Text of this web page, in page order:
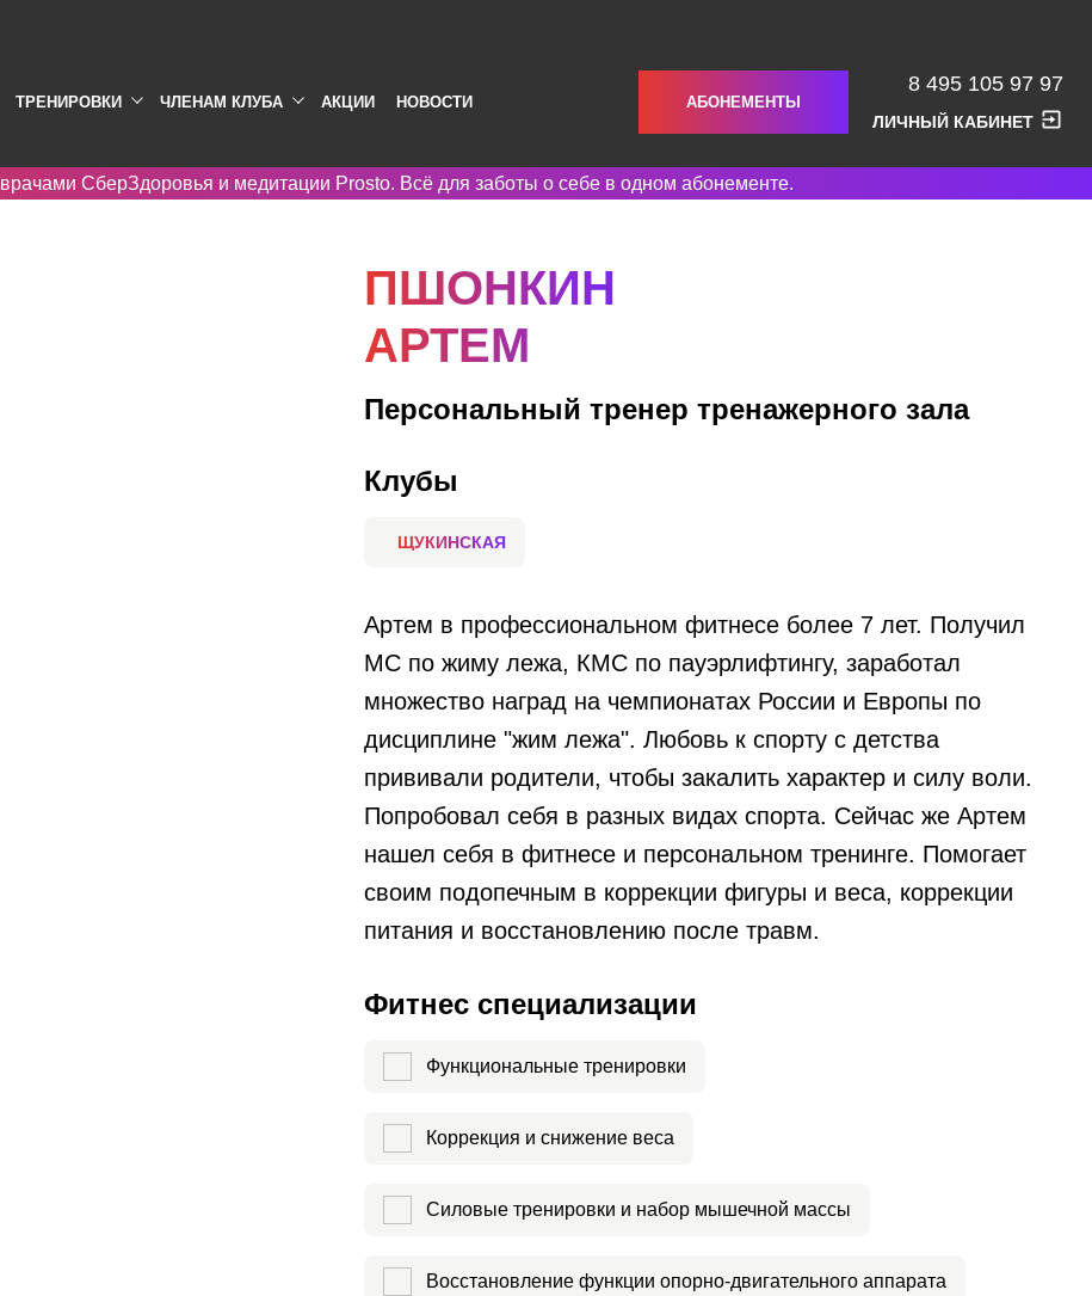
ТРЕНИРОВКИ ЧЛЕНАМ КЛУБА АКЦИИ НОВОСТИ АБОНЕМЕНТЫ
8 495 105 97 97
ЛИЧНЫЙ КАБИНЕТ
СберЗдоровья и медитации Prosto. Всё для заботы о себе в одном абонементе.
ПШОНКИН
АРТЕМ
Персональный тренер тренажерного зала
Клубы
ЩУКИНСКАЯ
Артем в профессиональном фитнесе более 7 лет. Получил
МС по жиму лежа, КМС по пауэрлифтингу, заработал
множество наград на чемпионатах России и Европы по
дисциплине "жим лежа". Любовь к спорту с детства
прививали родители, чтобы закалить характер и силу воли.
Попробовал себя в разных видах спорта. Сейчас же Артем
нашел себя в фитнесе и персональном тренинге. Помогает
своим подопечным в коррекции фигуры и веса, коррекции
питания и восстановлению после травм.
Фитнес специализации
Функциональные тренировки
Коррекция и снижение веса
Силовые тренировки и набор мышечной массы
Восстановление функции опорно-двигательного аппарата